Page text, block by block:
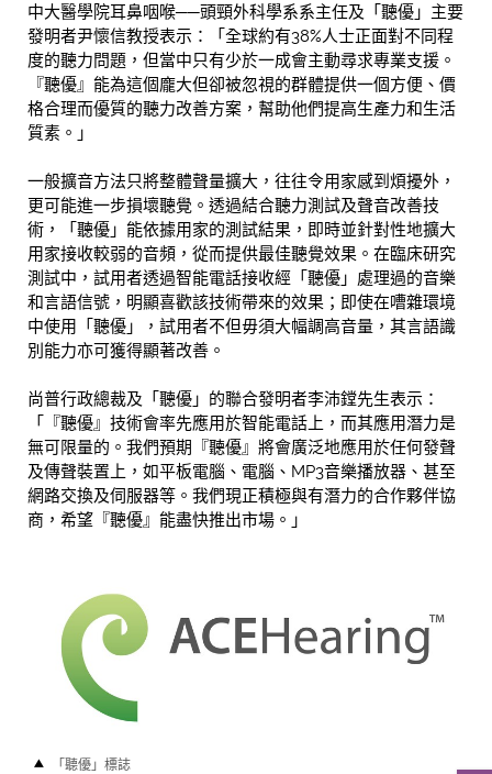
中大醫學院耳鼻咽喉──頭頸外科學系系主任及「聽優」主要
發明者尹懷信教授表示：「全球約有38%人士正面對不同程
度的聽力問題，但當中只有少於一成會主動尋求專業支援。
『聽優』能為這個龐大但卻被忽視的群體提供一個方便、價
格合理而優質的聽力改善方案，幫助他們提高生產力和生活
質素。」
一般擴音方法只將整體聲量擴大，往往令用家感到煩擾外，
更可能進一步損壞聽覺。透過結合聽力測試及聲音改善技
術，「聽優」能依據用家的測試結果，即時並針對性地擴大
用家接收較弱的音頻，從而提供最佳聽覺效果。在臨床研究
測試中，試用者透過智能電話接收經「聽優」處理過的音樂
和言語信號，明顯喜歡該技術帶來的效果；即使在嘈雜環境
中使用「聽優」，試用者不但毋須大幅調高音量，其言語識
別能力亦可獲得顯著改善。
尚普行政總裁及「聽優」的聯合發明者李沛鏜先生表示：
「『聽優』技術會率先應用於智能電話上，而其應用潛力是
無可限量的。我們預期『聽優』將會廣泛地應用於任何發聲
及傳聲裝置上，如平板電腦、電腦、MP3音樂播放器、甚至
網路交換及伺服器等。我們現正積極與有潛力的合作夥伴協
商，希望『聽優』能盡快推出市場。」
「聽優」標誌